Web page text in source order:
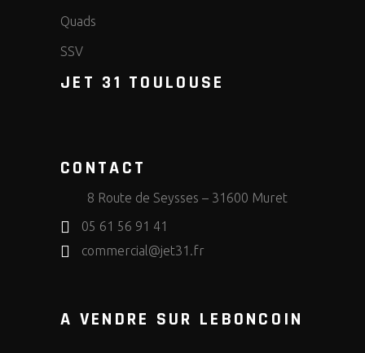
Quads
SSV
JET 31 TOULOUSE
CONTACT
8 Route de Seysses – 31600 Muret
05 61 56 91 41
commercial@jet31.fr
A VENDRE SUR LEBONCOIN